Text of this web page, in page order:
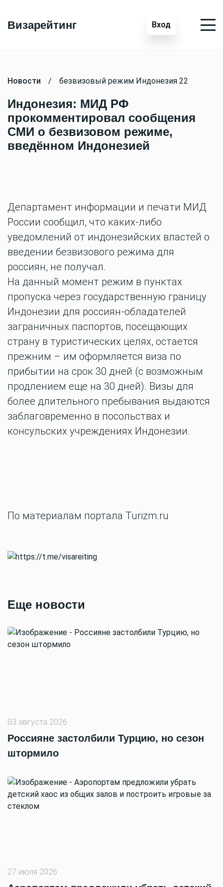
Визарейтинг Вход
Новости / безвизовый режим Индонезия 22
Индонезия: МИД РФ
прокомментировал сообщения
СМИ о безвизовом режиме,
введённом Индонезией
Департамент информации и печати МИД
России сообщил, что каких-либо
уведомлений от индонезийских властей о
введении безвизового режима для
россиян, не получал.
На данный момент режим в пунктах
пропуска через государственную границу
Индонезии для россиян-обладателей
заграничных паспортов, посещающих
страну в туристических целях, остается
прежним – им оформляется виза по
прибытии на срок 30 дней (с возможным
продлением еще на 30 дней). Визы для
более длительного пребывания выдаются
заблаговременно в посольствах и
консульских учреждениях Индонезии.
По материалам портала Turizm.ru
Еще новости
03 августа 2026
Россияне застолбили Турцию, но сезон
штормило
27 июля 2026